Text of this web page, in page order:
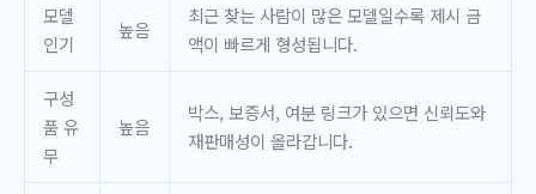
모델
인기
높음
최근 찾는 사람이 많은 모델일수록 제시 금
액이 빠르게 형성됩니다.
구성
품 유
무
높음
박스, 보증서, 여분 링크가 있으면 신뢰도와
재판매성이 올라갑니다.